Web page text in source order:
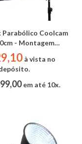
Coolcam
- Montagem
à vista no
em até 10x.